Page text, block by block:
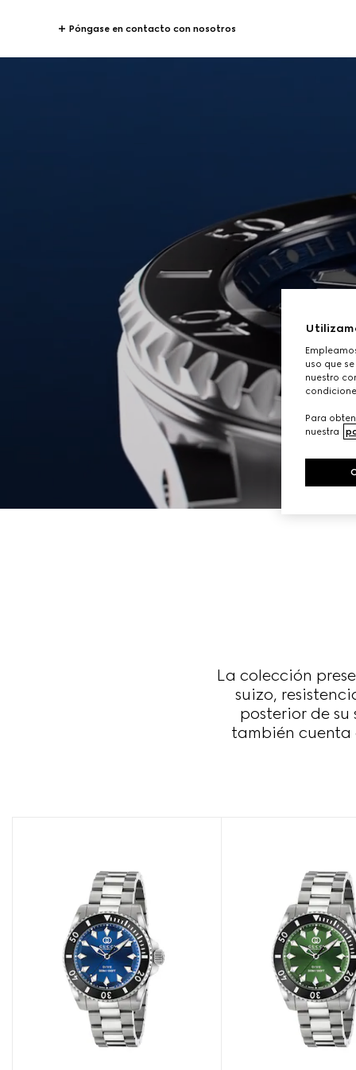
Póngase en contacto con nosotros
La colección
suizo,
posterior de
también cuenta
uso que
nuestro
Para
nuestra